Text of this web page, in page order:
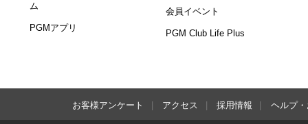
ム
PGMアプリ
会員イベント
PGM Club Life Plus
お客様アンケート アクセス 採用情報 ヘルプ